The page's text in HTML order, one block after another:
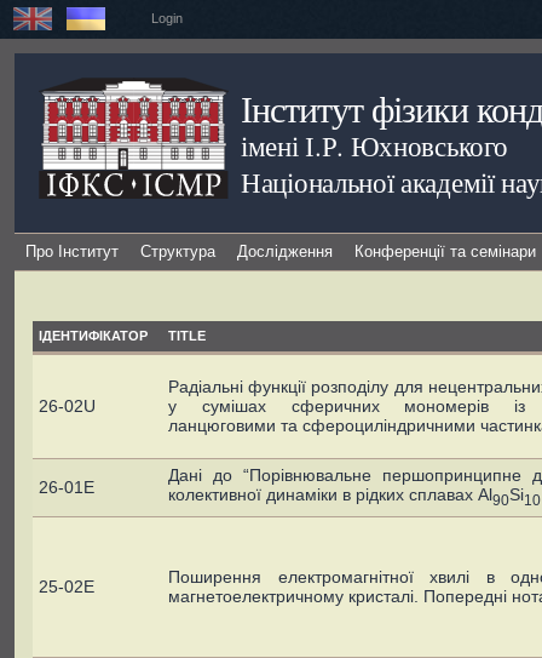
Login
Інститут фізики
імені І.Р. Юхновського
Національної академії
Про Інститут Структура Дослідження Конференції та семінари
ІДЕНТИФІКАТОР TITLE
26-02U
Радіальні функції розподілу для
у сумішах сферичних мономерів із
ланцюговими та сфероциліндричними
26-01E
Дані до “Порівнювальне першопринципне
колективної динаміки в рідких сплавах Al90Si10
25-02E
Поширення електромагнітної хвилі в
магнетоелектричному кристалі. Попередні